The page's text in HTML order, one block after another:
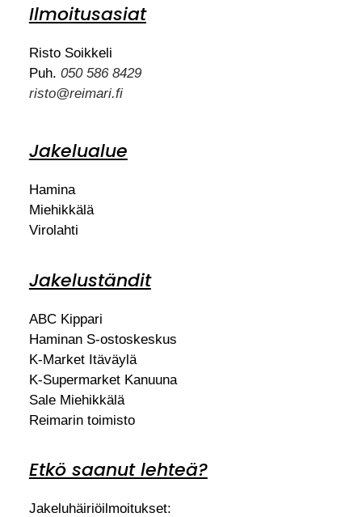
Ilmoitusasiat
Risto Soikkeli
Puh. 050 586 8429
risto@reimari.fi
Jakelualue
Hamina
Miehikkälä
Virolahti
Jakeluständit
ABC Kippari
Haminan S-ostoskeskus
K-Market Itäväylä
K-Supermarket Kanuuna
Sale Miehikkälä
Reimarin toimisto
Etkö saanut lehteä?
Jakeluhäiriöilmoitukset: